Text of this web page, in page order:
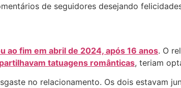
de seguidores desejando
ao fim em abril de 2024, após 16 anos. O
tatuagens românticas, teriam
no relacionamento. Os dois estavam